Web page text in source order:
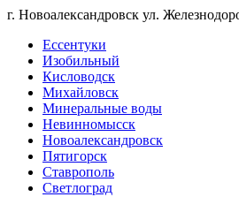
г. Новоалександровск ул.
Ессентуки
Изобильный
Кисловодск
Михайловск
Минеральные воды
Невинномысск
Новоалександровск
Пятигорск
Ставрополь
Светлоград